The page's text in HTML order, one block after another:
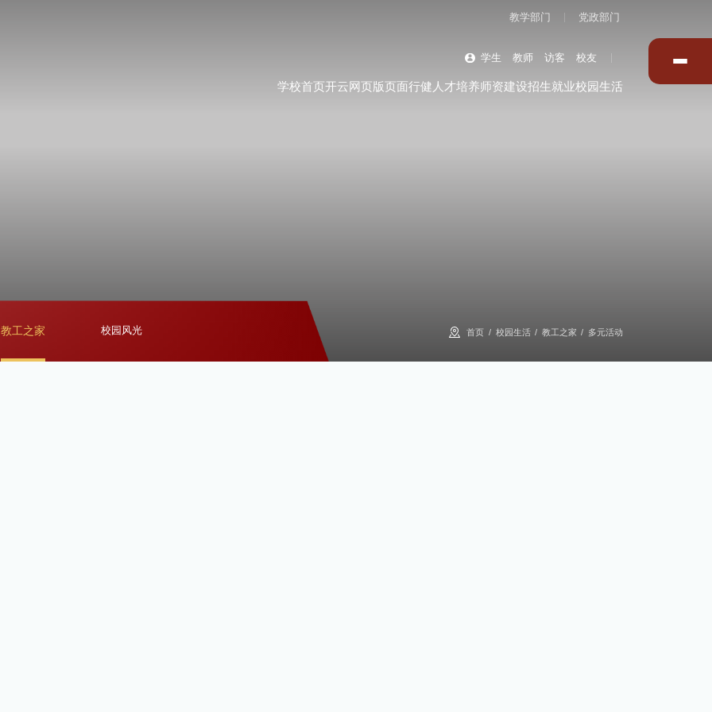
教学部门 党政部门
学生 教师 访客 校友
学校首页开云网页版页面行健 人才培养师资建设招生就业校园生活
教工之家 校园风光 首页 校园生活 教工之家 多元活动